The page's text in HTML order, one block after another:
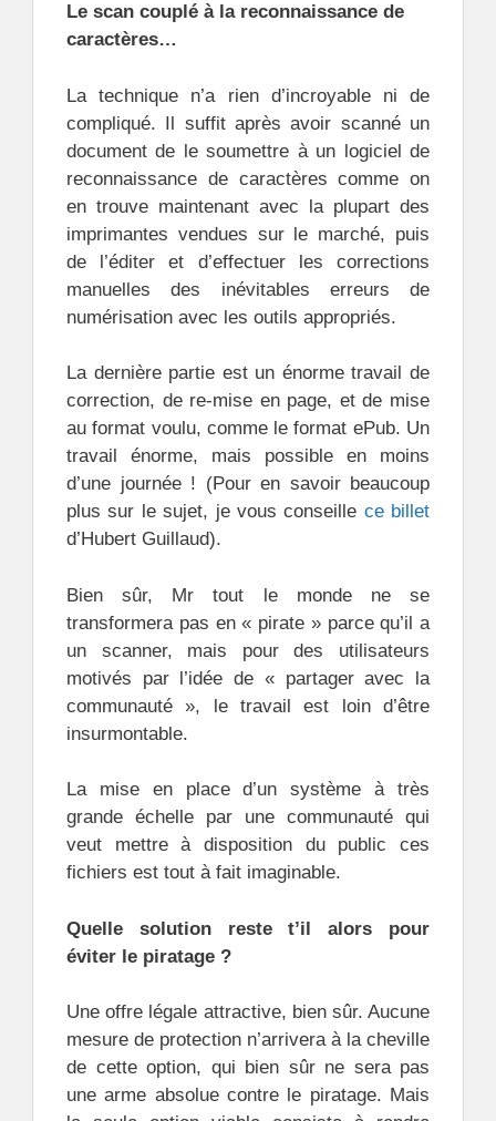
Le scan couplé à la reconnaissance de
caractères…
La technique n’a rien d’incroyable ni de
compliqué. Il suffit après avoir scanné un
document de le soumettre à un logiciel de
reconnaissance de caractères comme on
en trouve maintenant avec la plupart des
imprimantes vendues sur le marché, puis
de l’éditer et d’effectuer les corrections
manuelles des inévitables erreurs de
numérisation avec les outils appropriés.
La dernière partie est un énorme travail de
correction, de re-mise en page, et de mise
au format voulu, comme le format ePub. Un
travail énorme, mais possible en moins
d’une journée ! (Pour en savoir beaucoup
plus sur le sujet, je vous conseille ce billet
d’Hubert Guillaud).
Bien sûr, Mr tout le monde ne se
transformera pas en « pirate » parce qu’il a
un scanner, mais pour des utilisateurs
motivés par l’idée de « partager avec la
communauté », le travail est loin d’être
insurmontable.
La mise en place d’un système à très
grande échelle par une communauté qui
veut mettre à disposition du public ces
fichiers est tout à fait imaginable.
Quelle solution reste t’il alors pour
éviter le piratage ?
Une offre légale attractive, bien sûr. Aucune
mesure de protection n’arrivera à la cheville
de cette option, qui bien sûr ne sera pas
une arme absolue contre le piratage. Mais